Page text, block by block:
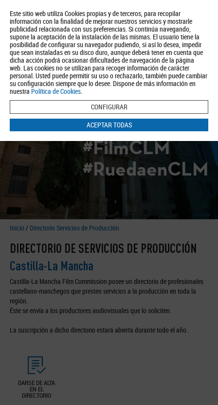
Este sitio web utiliza Cookies propias y de terceros, para recopilar
información con la finalidad de mejorar nuestros servicios y mostrarle
publicidad relacionada con sus preferencias. Si continúa navegando,
supone la aceptación de la instalación de las mismas. El usuario tiene la
posibilidad de configurar su navegador pudiendo, si así lo desea, impedir
que sean instaladas en su disco duro, aunque deberá tener en cuenta que
dicha acción podrá ocasionar dificultades de navegación de la página
web. Las cookies no se utilizan para recoger información de carácter
personal. Usted puede permitir su uso o rechazarlo, también puede cambiar
su configuración siempre que lo desee. Dispone de más información en
nuestra Política de Cookies.
CONFIGURAR
ACEPTAR TODAS
Quiénes somos Turismo Política de Privacidad Aviso Legal
Política de Cookies
BUSCAR
#FilmCLM
#RuedaenCLM
Inicio / Directorio Servicios de Producción
DIRECTORIO DE SERVICIOS DE PRODUCCIÓN
Castilla-La Mancha
Castilla-La Mancha Film Commission posee un directorio de profesionales
castellano-manchegos que presten servicios a la producción en toda la
región.
Éste se envía a los productores audiovisuales que lo soliciten.
La suscripción a dicho directorio estará abierta durante todo el año.
DARSE DE ALTA
EN EL
DIRECTORIO